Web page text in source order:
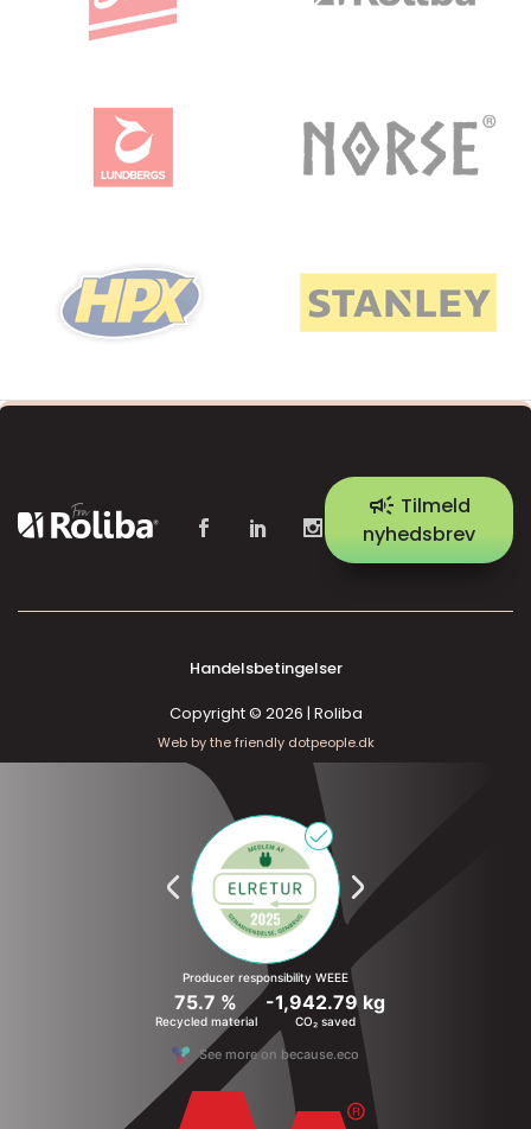
campaign Tilmeld
nyhedsbrev
Handelsbetingelser
Copyright © 2026 | Roliba
Web by the friendly dotpeople.dk